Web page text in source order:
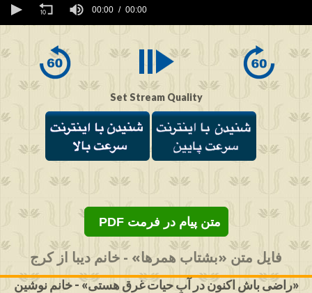
seconds
00:00 00:00
Set Stream Quality
PDF متن پیام در فرمت
فایل متن «بشتاب همرها» - خانم دیبا از کرج
راضی باش اکنون در آبِ حیات غرق هستی» - خانم نوشین»